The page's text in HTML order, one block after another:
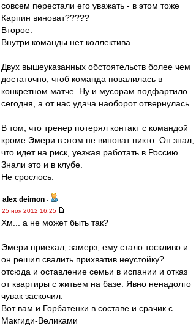
совсем перестали его уважать - в этом тоже
Карпин виноват?????
Второе:
Внутри команды нет коллектива
Двух вышеуказанных обстоятельств более чем
достаточно, чтоб команда повалилась в
конкретном матче. Ну и мусорам подфартило
сегодня, а от нас удача наоборот отвернулась.
В том, что тренер потерял контакт с командой
кроме Эмери в этом не виноват никто. Он знал,
что идет на риск, уезжая работать в Россию.
Знали это и в клубе.
Не срослось.
alex deimon -
25 ноя 2012 16:25
Хм... а не может быть так?
Эмери приехал, замерз, ему стало тоскливо и
он решил свалить прихватив неустойку?
отсюда и оставление семьи в испании и отказ
от квартиры с житьем на базе. Явно ненадолго
чувак заскочил.
Вот вам и Горбатенки в составе и срачик с
Макгиди-Великами